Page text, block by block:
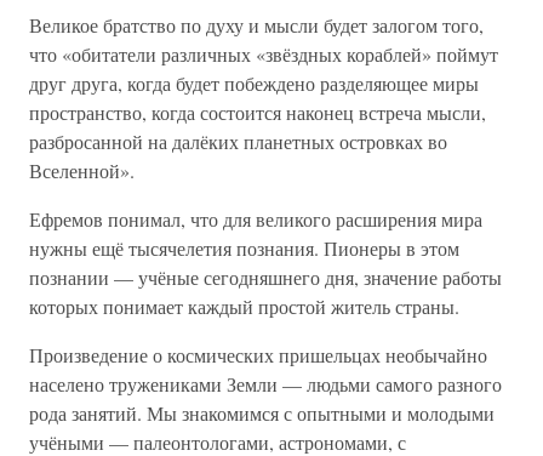
Великое братство по духу и мысли будет залогом того,
что «обитатели различных «звёздных кораблей» поймут
друг друга, когда будет побеждено разделяющее миры
пространство, когда состоится наконец встреча мысли,
разбросанной на далёких планетных островках во
Вселенной».
Ефремов понимал, что для великого расширения мира
нужны ещё тысячелетия познания. Пионеры в этом
познании — учёные сегодняшнего дня, значение работы
которых понимает каждый простой житель страны.
Произведение о космических пришельцах необычайно
населено тружениками Земли — людьми самого разного
рода занятий. Мы знакомимся с опытными и молодыми
учёными — палеонтологами, астрономами, с